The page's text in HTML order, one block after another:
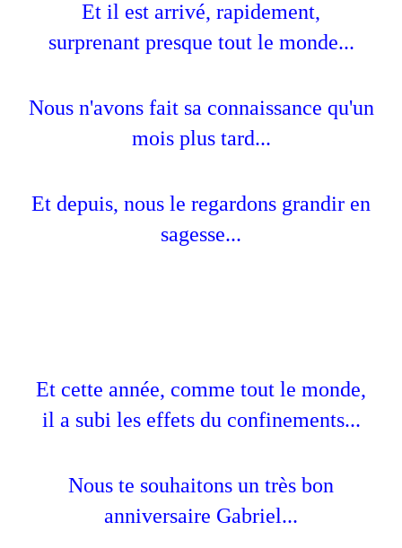
Et il est arrivé, rapidement,
surprenant presque tout le monde...
Nous n'avons fait sa connaissance qu'un
mois plus tard...
Et depuis, nous le regardons grandir en
sagesse...
Et cette année, comme tout le monde,
il a subi les effets du confinements...
Nous te souhaitons un très bon
anniversaire Gabriel...